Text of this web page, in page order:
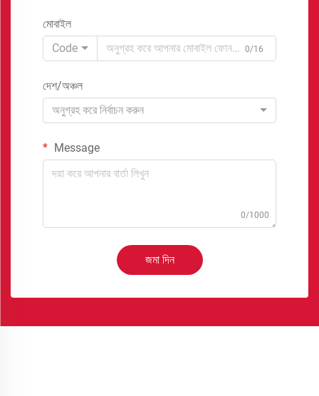
মোবাইল
Code
0/16
দেশ/অঞ্চল
অনুগ্রহ করে নির্বাচন করুন
Message
0/1000
জমা দিন